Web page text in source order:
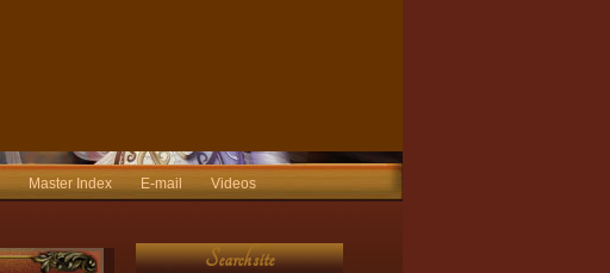
Master Index E-mail
Videos
Search site